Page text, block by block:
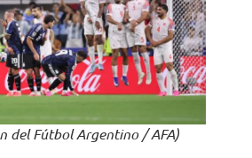
del Fútbol Argentino / AFA)